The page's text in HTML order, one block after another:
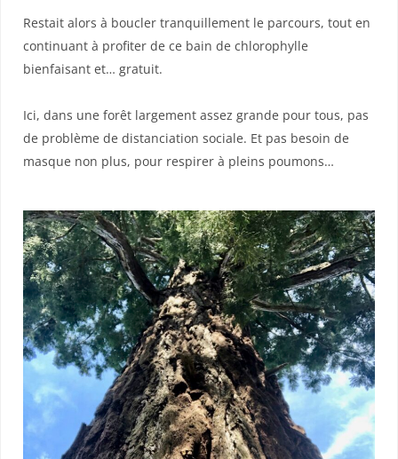
Restait alors à boucler tranquillement le parcours, tout en
continuant à profiter de ce bain de chlorophylle
bienfaisant et… gratuit.
Ici, dans une forêt largement assez grande pour tous, pas
de problème de distanciation sociale. Et pas besoin de
masque non plus, pour respirer à pleins poumons…